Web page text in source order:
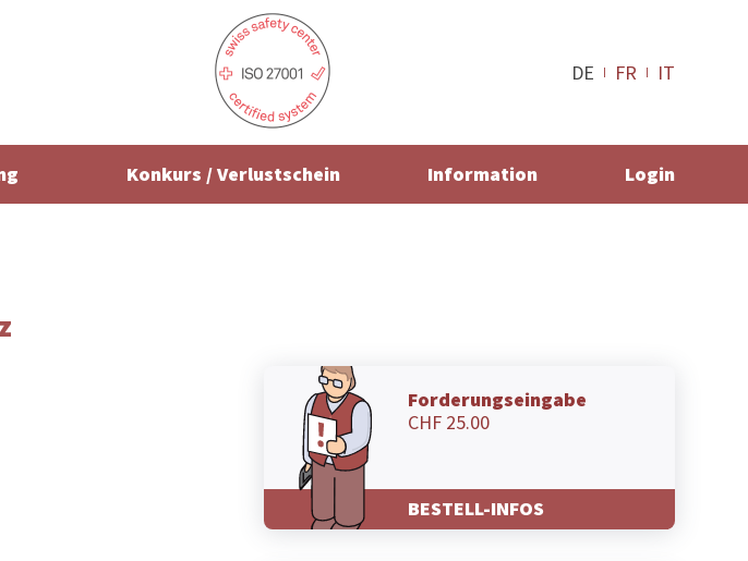
DE FR IT
Konkurs / Verlustschein Information Login
Forderungseingabe
CHF 25.00
BESTELL-INFOS